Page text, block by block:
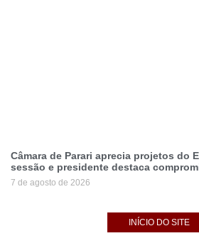
Câmara de Parari aprecia projetos do
sessão e presidente destaca
7 de agosto de 2026
INÍCIO DO SITE